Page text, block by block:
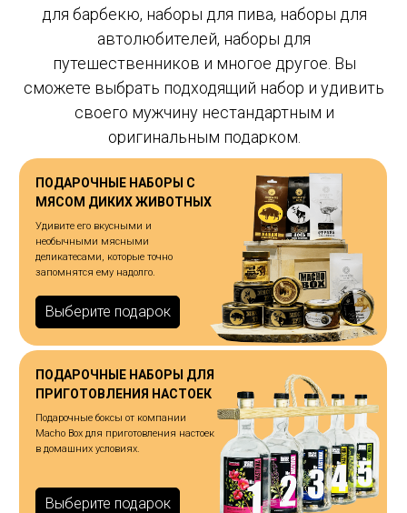
для барбекю, наборы для пива, наборы для
автолюбителей, наборы для
путешественников и многое другое. Вы
сможете выбрать подходящий набор и удивить
своего мужчину нестандартным и
оригинальным подарком.
ПОДАРОЧНЫЕ НАБОРЫ С
МЯСОМ ДИКИХ ЖИВОТНЫХ
Выберите подарок
Удивите его вкусными и
необычными мясными
деликатесами, которые точно
запомнятся ему надолго.
ПОДАРОЧНЫЕ НАБОРЫ ДЛЯ
ПРИГОТОВЛЕНИЯ НАСТОЕК
Выберите подарок
Подарочные боксы от компании
Macho Box для приготовления настоек
в домашних условиях.